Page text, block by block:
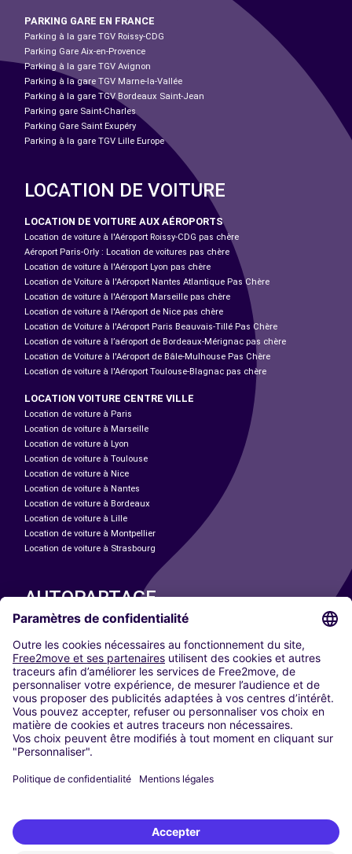
PARKING GARE EN FRANCE
Parking à la gare TGV Roissy-CDG
Parking Gare Aix-en-Provence
Parking à la gare TGV Avignon
Parking à la gare TGV Marne-la-Vallée
Parking à la gare TGV Bordeaux Saint-Jean
Parking gare Saint-Charles
Parking Gare Saint Exupéry
Parking à la gare TGV Lille Europe
LOCATION DE VOITURE
LOCATION DE VOITURE AUX AÉROPORTS
Location de voiture à l'Aéroport Roissy-CDG pas chère
Aéroport Paris-Orly : Location de voitures pas chère
Location de voiture à l'Aéroport Lyon pas chère
Location de Voiture à l'Aéroport Nantes Atlantique Pas Chère
Location de voiture à l'Aéroport Marseille pas chère
Location de voiture à l'Aéroport de Nice pas chère
Location de Voiture à l'Aéroport Paris Beauvais-Tillé Pas Chère
Location de voiture à l’aéroport de Bordeaux-Mérignac pas chère
Location de Voiture à l'Aéroport de Bâle-Mulhouse Pas Chère
Location de voiture à l'Aéroport Toulouse-Blagnac pas chère
LOCATION VOITURE CENTRE VILLE
Location de voiture à Paris
Location de voiture à Marseille
Location de voiture à Lyon
Location de voiture à Toulouse
Location de voiture à Nice
Location de voiture à Nantes
Location de voiture à Bordeaux
Location de voiture à Lille
Location de voiture à Montpellier
Location de voiture à Strasbourg
AUTOPARTAGE
Paris
Madrid
Washington DC
Milan
Rome
Turin
Vienne
Berlin
Düsseldorf